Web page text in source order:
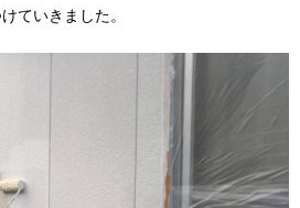
ていきました。